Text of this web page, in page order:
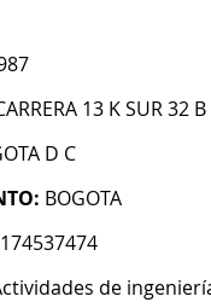
13 K SUR 32
D C
BOGOTA
de